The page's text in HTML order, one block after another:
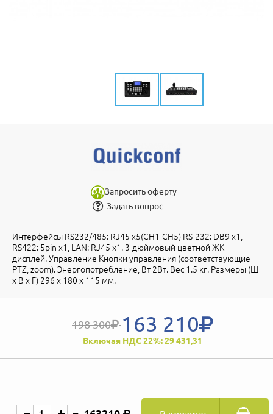
Запросить оферту
Задать вопрос
Интерфейсы RS232/485: RJ45 x5(CH1-CH5) RS-232: DB9 x1,
RS422: 5pin x1, LAN: RJ45 x1. 3-дюймовый цветной ЖК-
дисплей. Управление Кнопки управления (соответствующие
PTZ, zoom). Энергопотребление, Вт 2Вт. Вес 1.5 кг. Размеры (Ш
x В x Г) 296 x 180 x 115 мм.
198 300 163 210
Включая НДС 22%: 29 431,31